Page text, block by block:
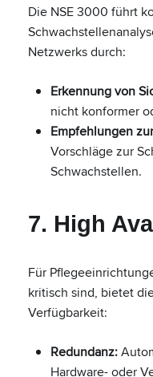
Die NSE 3000 führt
Netzwerks durch:
Erkennung von
nicht konformer
Empfehlungen
Vorschläge zur
Schwachstellen.
7. High
Für
kritisch sind, bietet
Verfügbarkeit:
Redundanz:
Hardware- oder